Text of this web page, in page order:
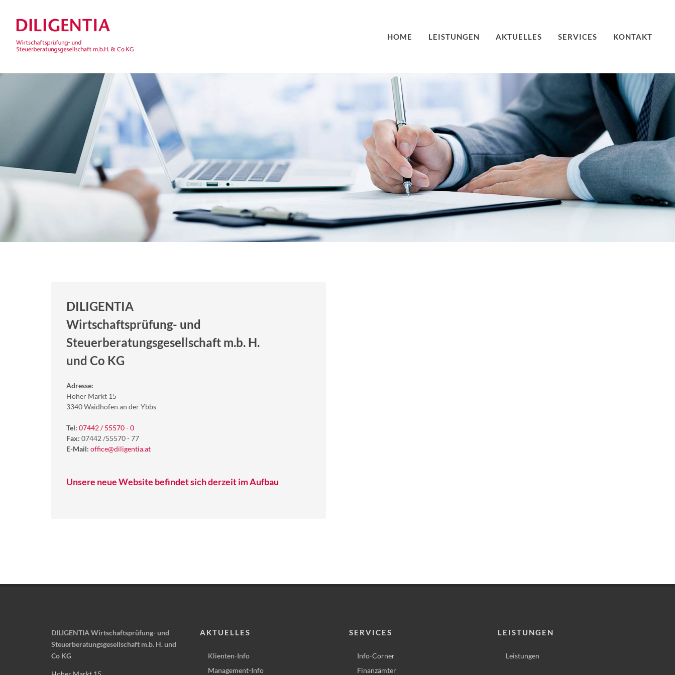
HOME LEISTUNGEN AKTUELLES SERVICES KONTAKT
DILIGENTIA
Wirtschaftsprüfung- und
Steuerberatungsgesellschaft m.b. H.
und Co KG
Adresse:
Hoher Markt 15
3340 Waidhofen an der Ybbs
Tel: 07442 / 55570 - 0
Fax: 07442 /55570 - 77
E-Mail: office@diligentia.at
Unsere neue Website befindet sich derzeit im Aufbau
DILIGENTIA Wirtschaftsprüfung- und
Steuerberatungsgesellschaft m.b. H. und
Co KG
AKTUELLES
Klienten-Info
Management-Info
SERVICES
Info-Corner
Finanzämter
LEISTUNGEN
Leistungen